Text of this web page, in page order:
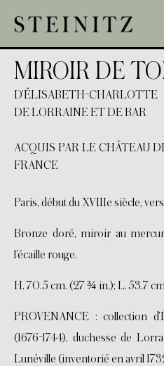
MIROIR DE
D’ÉLISABETH-
DE LORRAINE ET DE BAR
ACQUIS PAR LE CHÂTEAU
FRANCE
Paris, début du XVIIIe siècle,
Bronze doré, miroir au
l’écaille rouge.
H. 70.5 cm. (27 ¾ in.); L. 53.7
PROVENANCE : collection
(1676-1744), duchesse de
Lunéville (inventorié en avril